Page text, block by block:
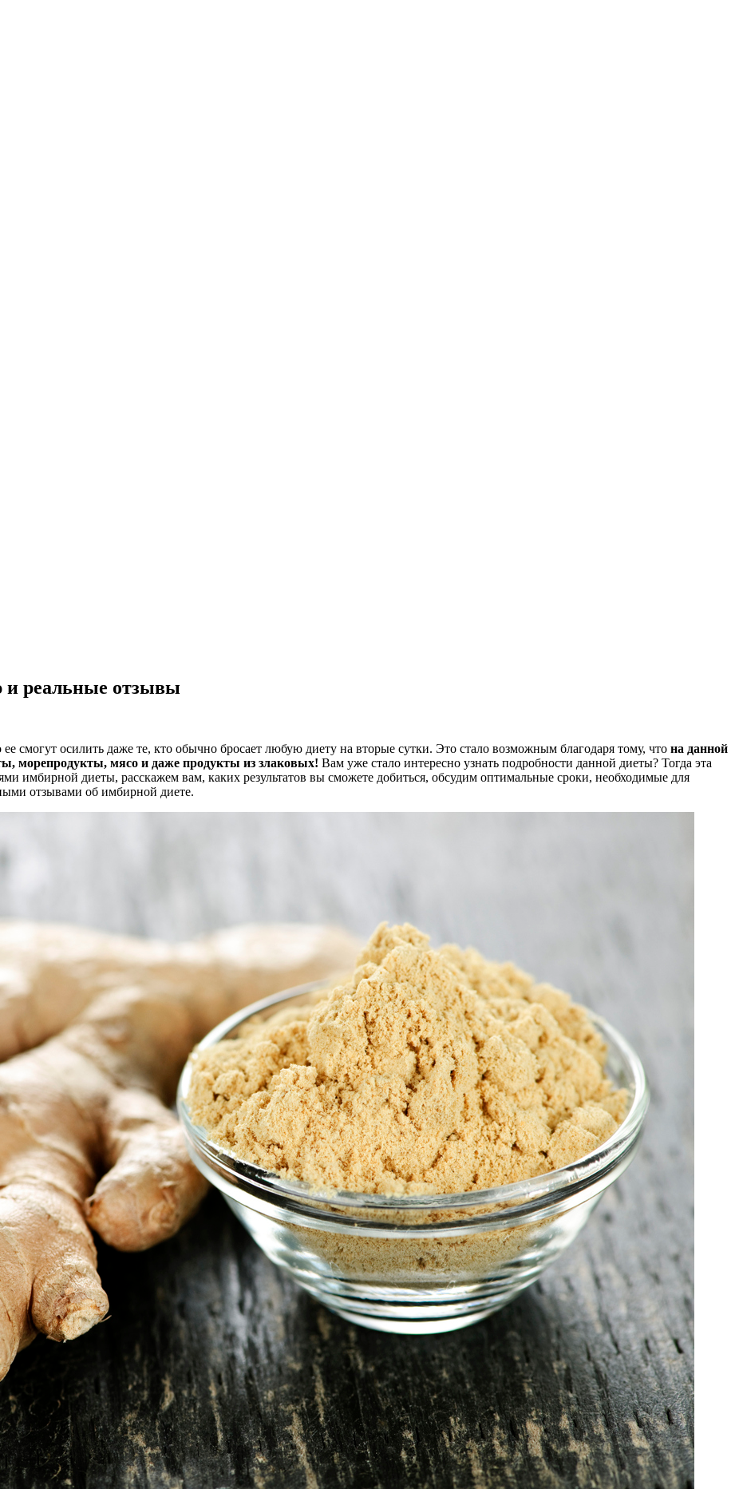
и реальные отзывы
смогут осилить даже те, кто обычно бросает любую диету на вторые сутки. Это стало возможным благодаря тому, что на данной
морепродукты, мясо и даже продукты из злаковых! Вам уже стало интересно узнать подробности данной диеты? Тогда эта
имбирной диеты, расскажем вам, каких результатов вы сможете добиться, обсудим оптимальные сроки, необходимые для
отзывами об имбирной диете.